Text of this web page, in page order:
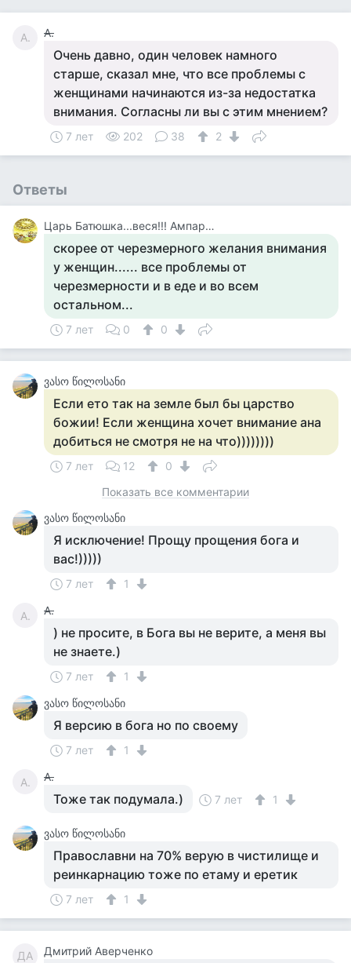
А. А.
Очень давно, один человек намного
старше, сказал мне, что все проблемы с
женщинами начинаются из-за недостатка
внимания. Согласны ли вы с этим мнением?
7 лет 202 38 2
Ответы
Царь Батюшка...веся!!! Ампаратар С Детству Нянечкама Избалованнай Да Затисканнай..
скорее от черезмерного желания внимания
у женщин...... все проблемы от
черезмерности и в еде и во всем
остальном...
7 лет 0 0
ვასო წილოსანი
Если ето так на земле был бы царство
божии! Если женщина хочет внимание ана
добиться не смотря не на что))))))))
7 лет 12
0
Показать все комментарии
ვასო წილოსანი
Я исключение! Прощу прощения бога и
вас!)))))
7 лет 1
А. А.
) не просите, в Бога вы не верите, а меня вы
не знаете.)
7 лет
1
ვასო წილოსანი
Я версию в бога но по своему
7 лет 1
А. А.
Тоже так подумала.) 7 лет 1
ვასო წილოსანი
Православни на 70% верую в чистилище и
реинкарнацию тоже по етаму и еретик
7 лет 1
ДА Дмитрий Аверченко